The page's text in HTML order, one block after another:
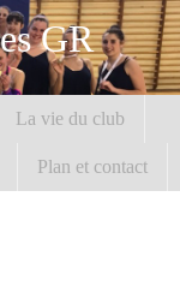
GR
La vie du club
Plan et contact